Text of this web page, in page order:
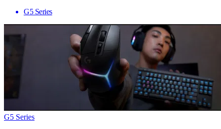
G5 Series
G5 Series